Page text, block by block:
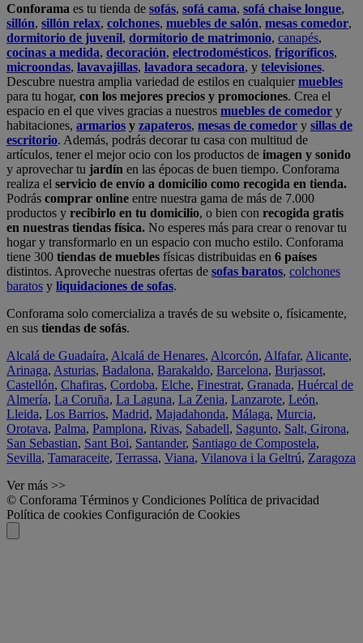
Conforama es tu tienda de sofás, sofá cama, sofá chaise longue,
sillón, sillón relax, colchones, muebles de salón, mesas comedor,
dormitorio de juvenil, dormitorio de matrimonio, canapés,
cocinas a medida, decoración, electrodomésticos, frigoríficos,
microondas, lavavajillas, lavadora secadora, y televisiones.
Descubre nuestra amplia variedad de estilos en cualquiermuebles
para tu hogar, con los mejores precios y promociones. Crea el
espacio en el que vives gracias a nuestros muebles de comedor y
habitaciones, armarios y zapateros, mesas de comedor y sillas de
escritorio. Además, podrás decorar tu casa con multitud de
artículos, tener el mejor ocio con los productos de imagen y sonido
y aprovechar tu jardín en las épocas de buen tiempo. Conforama
realiza el servicio de envío a domicilio como recogida en tienda.
Podrás comprar online entre nuestra gama de más de 7.000
productos y recibirlo en tu domicilio, o bien con recogida gratis
en nuestras tiendas física. No esperes más para crear o renovar tu
hogar y transformarlo en un espacio con mucho estilo. Conforama
tiene 300 tiendas de muebles físicas distribuidas en 6 países
distintos. Aproveche nuestras ofertas de sofas baratos, colchones
baratos y liquidaciones de sofas.
Conforama solo comercializa a través de su website o, físicamente,
en sus tiendas de sofás.
Alcalá de Guadaíra, Alcalá de Henares, Alcorcón, Alfafar, Alicante,
Arinaga, Asturias, Badalona, Barakaldo, Barcelona, Burjassot,
Castellón, Chafiras, Cordoba, Elche, Finestrat, Granada, Huércal de
Almería, La Coruña, La Laguna, La Zenia, Lanzarote, León,
Lleida, Los Barrios, Madrid, Majadahonda, Málaga, Murcia,
Orotava, Palma, Pamplona, Rivas, Sabadell, Sagunto, Salt, Girona,
San Sebastian, Sant Boi, Santander, Santiago de Compostela,
Sevilla, Tamaraceite, Terrassa, Viana, Vilanova i la Geltrú, Zaragoza
Ver más >>
© Conforama Términos y Condiciones Política de privacidad
Política de cookies Configuración de Cookies